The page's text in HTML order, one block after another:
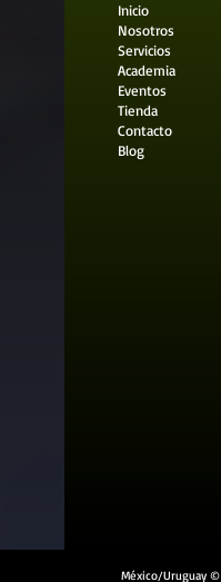
Inicio
Nosotros
Servicios
Academia
Eventos
Tienda
Contacto
Blog
México/Uruguay ©